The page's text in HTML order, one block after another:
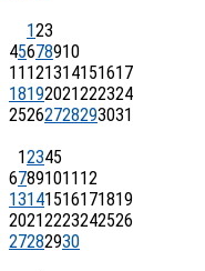
123
45678910
11121314151617
18192021222324
25262728293031
12345
6789101112
13141516171819
20212223242526
27282930